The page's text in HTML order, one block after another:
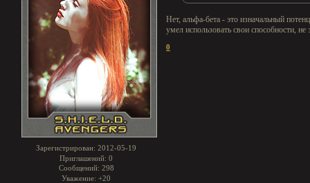
Зарегистрирован: 2012-05-19
Приглашений: 0
Сообщений: 298
Уважение: +20
Нет, альфа-бета - это изначальный
умел использовать свои способности,
0